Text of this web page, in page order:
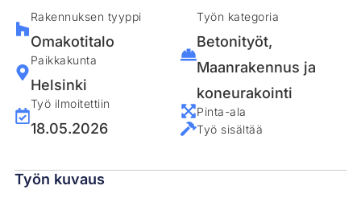
Rakennuksen tyyppi
Omakotitalo
Paikkakunta
Helsinki
Työ ilmoitettiin
18.05.2026
Työn kategoria
Betonityöt,
Maanrakennus ja
koneurakointi
Pinta-ala
Työ sisältää
Työn kuvaus